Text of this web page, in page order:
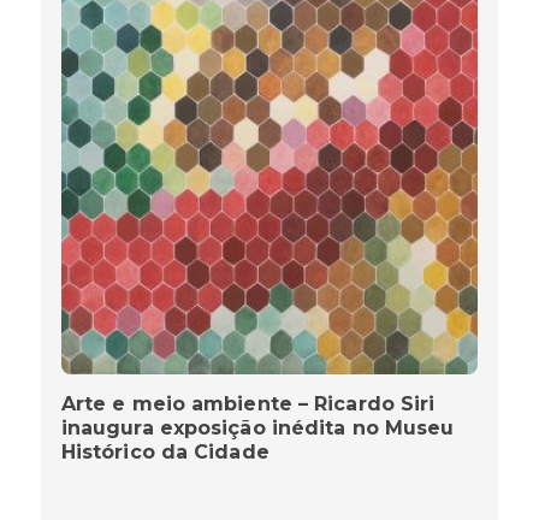
Arte e meio ambiente – Ricardo Siri
inaugura exposição inédita no Museu
Histórico da Cidade